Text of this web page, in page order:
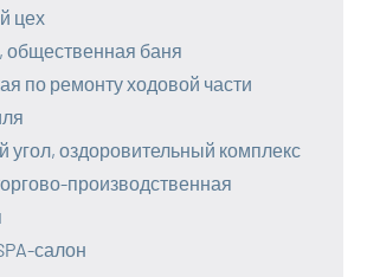
цех
баня
по ремонту ходовой части
угол, оздоровительный комплекс
производственная
салон